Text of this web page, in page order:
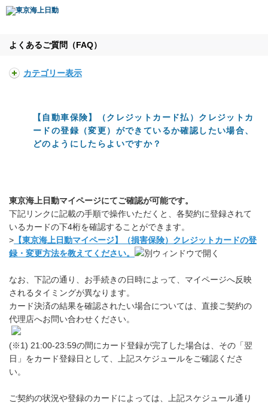
よくあるご質問（FAQ）
カテゴリー表示
【自動車保険】（クレジットカード払）クレジットカ
ードの登録（変更）ができているか確認したい場合、
どのようにしたらよいですか？
東京海上日動マイページにてご確認が可能です。
下記リンクに記載の手順で操作いただくと、各契約に登録されて
いるカードの下4桁を確認することができます。
> 【東京海上日動マイページ】（損害保険）クレジットカードの登
録・変更方法を教えてください。
なお、下記の通り、お手続きの日時によって、マイページへ反映
されるタイミングが異なります。
カード決済の結果を確認されたい場合については、直接ご契約の
代理店へお問い合わせください。
(※1) 21:00-23:59の間にカード登録が完了した場合は、その「翌
日」をカード登録日として、上記スケジュールをご確認くださ
い。
ご契約の状況や登録のカードによっては、上記スケジュール通り